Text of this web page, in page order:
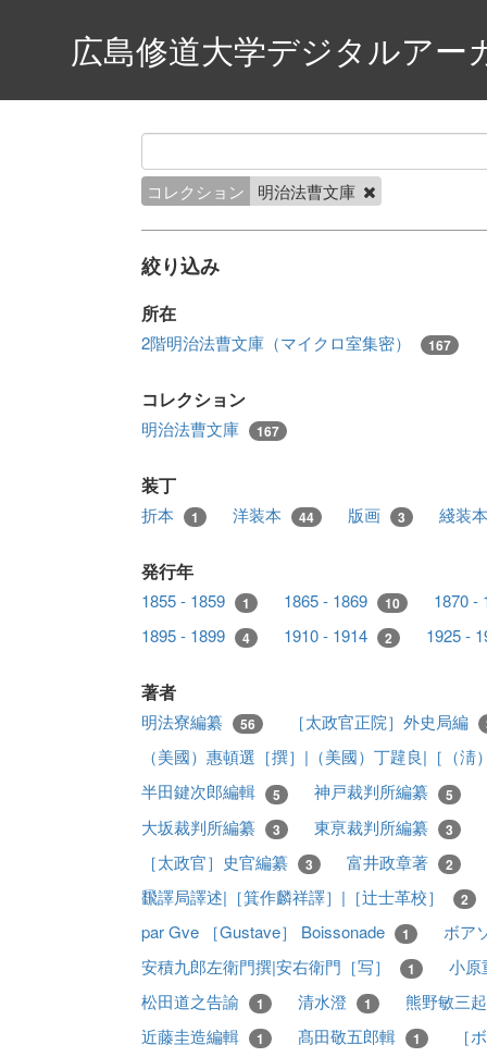
広島修道大学デジタルアー
コレクション 明治法曹文庫
絞り込み
所在
2階明治法曹文庫（マイクロ室集密） 167
コレクション
明治法曹文庫 167
装丁
折本 1 洋装本 44 版画 3 綫装
発行年
1855 - 1859 1 1865 - 1869 10
1870 -
1895 - 1899
4 1910 - 1914 2 1925 -
著者
明法寮編纂 56 ［太政官正院］外史局編
（美國）惠頓選［撰］|（美國）丁韙良|［（
半田鍵次郎編輯
5 神戸裁判所編纂 5
大坂裁判所編纂 3 東亰裁判所編纂 3
［太政官］史官編纂 3 富井政章著 2
飜譯局譯述|［箕作麟祥譯］|［辻士革校］ 2
par Gve ［Gustave］ Boissonade 1
ボア
安積九郎左衛門撰|安右衛門［写］
1
小原
松田道之告諭
1 清水澄 1
熊野敏三
近藤圭造編輯
1 髙田敬五郎輯 1
［